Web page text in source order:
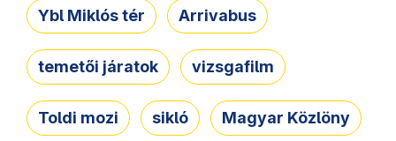
Ybl Miklós tér Arrivabus
temetői járatok vizsgafilm
Toldi mozi sikló Magyar Közlöny